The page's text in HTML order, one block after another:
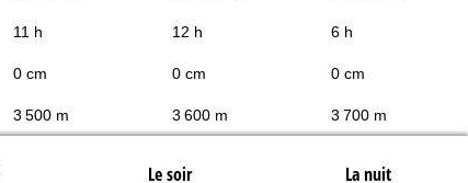
11 h 12 h 6 h
0 cm 0 cm 0 cm
3 500 m 3 600 m 3 700 m
Le soir La nuit